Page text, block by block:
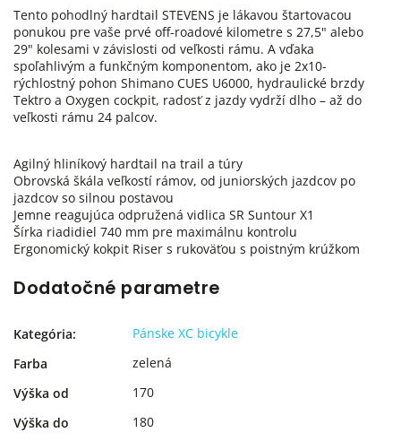
Tento pohodlný hardtail STEVENS je lákavou štartovacou
ponukou pre vaše prvé off-roadové kilometre s 27,5" alebo
29" kolesami v závislosti od veľkosti rámu. A vďaka
spoľahlivým a funkčným komponentom, ako je 2x10-
rýchlostný pohon Shimano CUES U6000, hydraulické brzdy
Tektro a Oxygen cockpit, radosť z jazdy vydrží dlho – až do
veľkosti rámu 24 palcov.
Agilný hliníkový hardtail na trail a túry
Obrovská škála veľkostí rámov, od juniorských jazdcov po
jazdcov so silnou postavou
Jemne reagujúca odpružená vidlica SR Suntour X1
Šírka riadidiel 740 mm pre maximálnu kontrolu
Ergonomický kokpit Riser s rukoväťou s poistným krúžkom
Dodatočné parametre
Kategória:
Pánske XC bicykle
Farba
zelená
Výška od
170
Výška do
180